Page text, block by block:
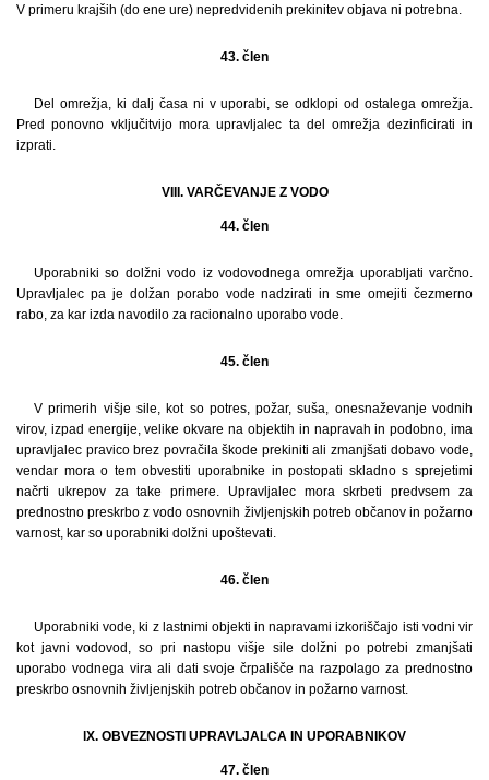
V primeru krajših (do ene ure) nepredvidenih prekinitev objava ni potrebna.
43. člen
Del omrežja, ki dalj časa ni v uporabi, se odklopi od ostalega omrežja.
Pred ponovno vključitvijo mora upravljalec ta del omrežja dezinficirati in
izprati.
VIII. VARČEVANJE Z VODO
44. člen
Uporabniki so dolžni vodo iz vodovodnega omrežja uporabljati varčno.
Upravljalec pa je dolžan porabo vode nadzirati in sme omejiti čezmerno
rabo, za kar izda navodilo za racionalno uporabo vode.
45. člen
V primerih višje sile, kot so potres, požar, suša, onesnaževanje vodnih
virov, izpad energije, velike okvare na objektih in napravah in podobno, ima
upravljalec pravico brez povračila škode prekiniti ali zmanjšati dobavo vode,
vendar mora o tem obvestiti uporabnike in postopati skladno s sprejetimi
načrti ukrepov za take primere. Upravljalec mora skrbeti predvsem za
prednostno preskrbo z vodo osnovnih življenjskih potreb občanov in požarno
varnost, kar so uporabniki dolžni upoštevati.
46. člen
Uporabniki vode, ki z lastnimi objekti in napravami izkoriščajo isti vodni vir
kot javni vodovod, so pri nastopu višje sile dolžni po potrebi zmanjšati
uporabo vodnega vira ali dati svoje črpališče na razpolago za prednostno
preskrbo osnovnih življenjskih potreb občanov in požarno varnost.
lX. OBVEZNOSTI UPRAVLJALCA IN UPORABNIKOV
47. člen